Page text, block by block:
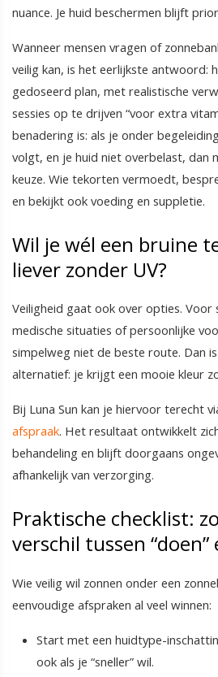
nuance. Je huid beschermen blijft
Wanneer mensen vragen of
veilig kan, is het eerlijkste antwoord:
gedoseerd plan, met realistische
sessies op te drijven “voor extra
benadering is: als je onder
volgt, en je huid niet overbelast, dan
keuze. Wie tekorten vermoedt,
en bekijkt ook voeding en suppletie.
Wil je wél een bruine
liever zonder UV?
Veiligheid gaat ook over opties. Voor
medische situaties of persoonlijke
simpelweg niet de beste route. Dan
alternatief: je krijgt een mooie kleur
Bij Luna Sun kan je hiervoor terecht
afspraak. Het resultaat ontwikkelt
behandeling en blijft doorgaans
afhankelijk van verzorging.
Praktische checklist:
verschil tussen “doen”
Wie veilig wil zonnen onder een
eenvoudige afspraken al veel winnen:
Start met een huidtype-
ook als je “sneller” wil.